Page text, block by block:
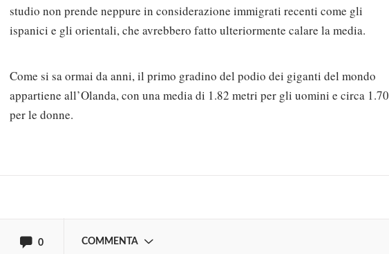
studio non prende neppure in considerazione immigrati recenti come gli
ispanici e gli orientali, che avrebbero fatto ulteriormente calare la media.
Come si sa ormai da anni, il primo gradino del podio dei giganti del mondo
appartiene all’Olanda, con una media di 1.82 metri per gli uomini e circa 1.70
per le donne.
0 COMMENTA
Solo gli utenti registrati possono commentare!